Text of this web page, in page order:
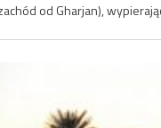
od Gharjan),